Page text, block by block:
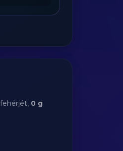
fehérjét, 0 g